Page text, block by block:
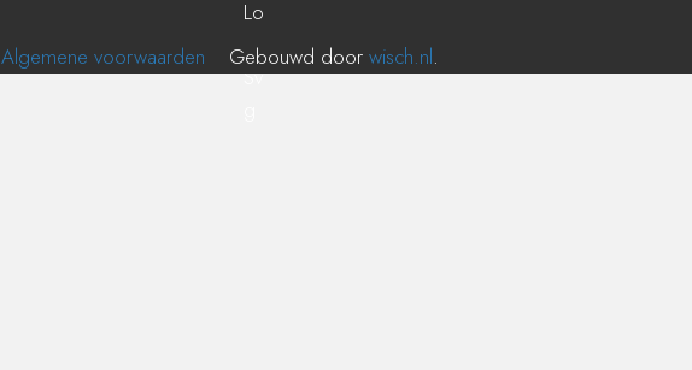
Algemene voorwaarden Gebouwd door wisch.nl.